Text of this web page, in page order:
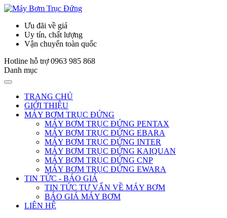
Ưu đãi về giá
Uy tín, chất lượng
Vận chuyển toàn quốc
Hotline hỗ trợ 0963 985 868
Danh mục
TRANG CHỦ
GIỚI THIỆU
MÁY BƠM TRỤC ĐỨNG
MÁY BƠM TRỤC ĐỨNG PENTAX
MÁY BƠM TRỤC ĐỨNG EBARA
MÁY BƠM TRỤC ĐỨNG INTER
MÁY BƠM TRỤC ĐỨNG KAIQUAN
MÁY BƠM TRỤC ĐỨNG CNP
MÁY BƠM TRỤC ĐỨNG EWARA
TIN TỨC - BÁO GIÁ
TIN TỨC TƯ VẤN VỀ MÁY BƠM
BÁO GIÁ MÁY BƠM
LIÊN HỆ